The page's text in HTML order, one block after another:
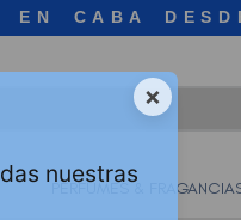
CABA
PERFUMES &
×
nuestras